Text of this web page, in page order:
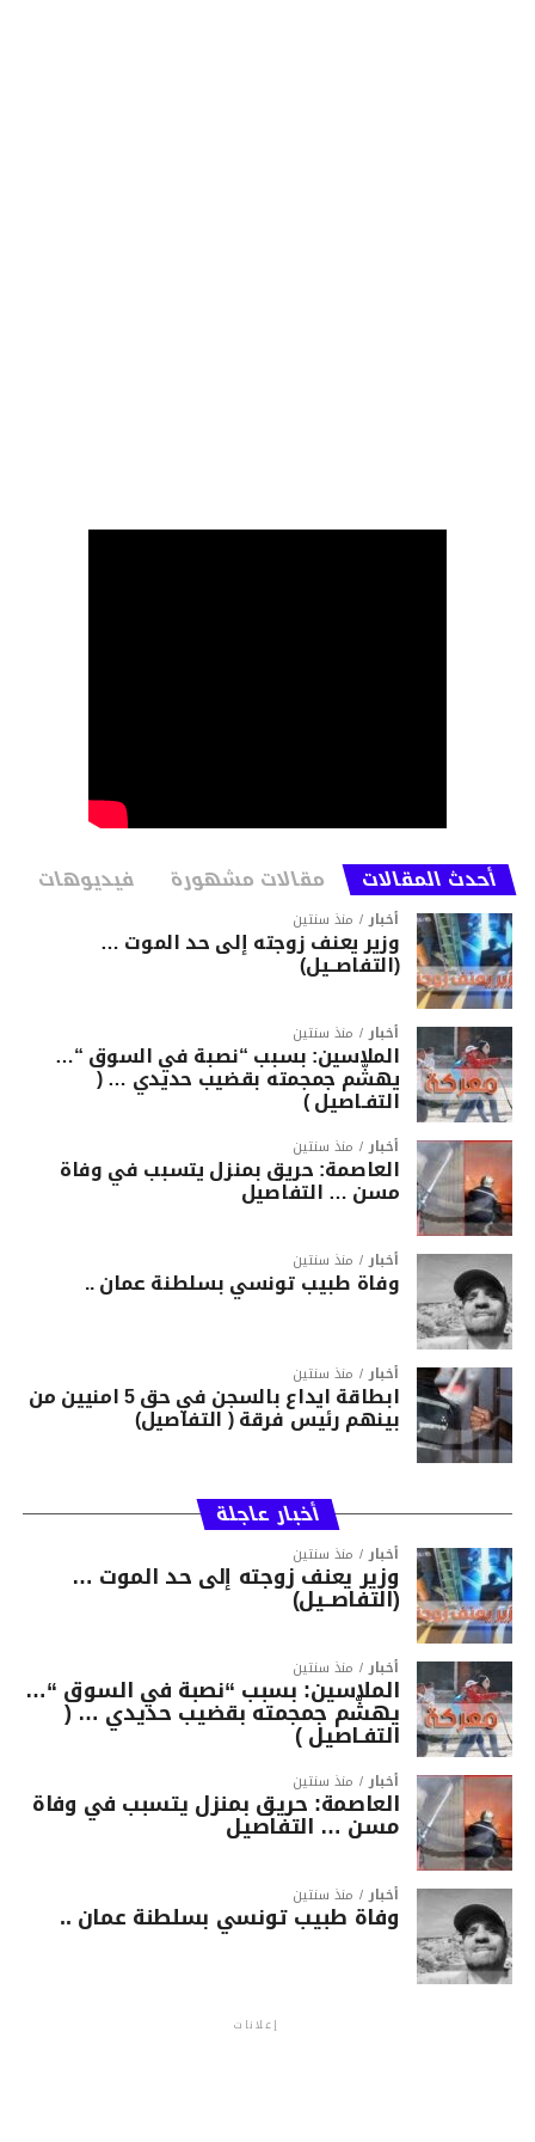
أحدث المقالات مقالات مشهورة فيديوهات
أخبار منذ سنتين
وزير يعنف زوجته إلى حد الموت …
(التفاصــيل)
أخبار منذ سنتين
الملاسين: بسبب “نصبة في السوق “…
يهشّم جمجمته بقضيب حديدي … (
التفـاصيل )
أخبار منذ سنتين
العاصمة: حريق بمنزل يتسبب في وفاة
مسن … التفاصيل
أخبار منذ سنتين
وفاة طبيب تونسي بسلطنة عمان ..
أخبار منذ سنتين
ابطاقة ايداع بالسجن في حق 5 امنيين من
بينهم رئيس فرقة ( التفاصيل)
أخبار عاجلة
أخبار منذ سنتين
وزير يعنف زوجته إلى حد الموت …
(التفاصــيل)
أخبار منذ سنتين
الملاسين: بسبب “نصبة في السوق “…
يهشّم جمجمته بقضيب حديدي … (
التفـاصيل )
أخبار منذ سنتين
العاصمة: حريق بمنزل يتسبب في وفاة
مسن … التفاصيل
أخبار منذ سنتين
وفاة طبيب تونسي بسلطنة عمان ..
إعلانات